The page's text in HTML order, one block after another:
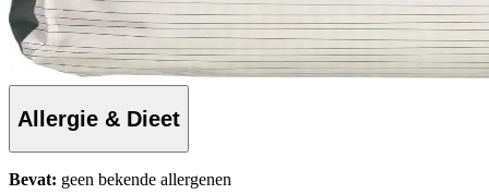
Allergie & Dieet
Bevat: geen bekende allergenen